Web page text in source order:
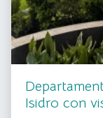
Isidro con